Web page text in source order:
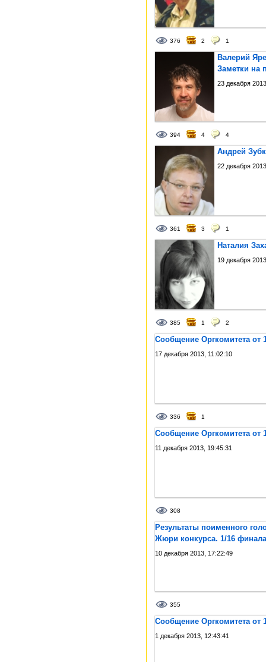
376 2 1
Валерий
Заметки на
23 декабря
394 4 4
Андрей
22 декабря
361 3 1
Наталия
19 декабря
385 1 2
Сообщение Оргкомитета от
17 декабря 2013, 11:02:10
336 1
Сообщение Оргкомитета от
11 декабря 2013, 19:45:31
308
Результаты поименного
Жюри конкурса. 1/16 финала
10 декабря 2013, 17:22:49
355
Сообщение Оргкомитета от
1 декабря 2013, 12:43:41